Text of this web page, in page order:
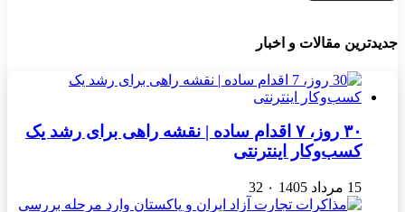
جدیدترین مقالات و اخبار
۳۰ روز، ۷ اقدام ساده | نقشه راهی برای رشد یک
کسب‌وکار اینترنتی
15 مرداد 1405 ۰ 32